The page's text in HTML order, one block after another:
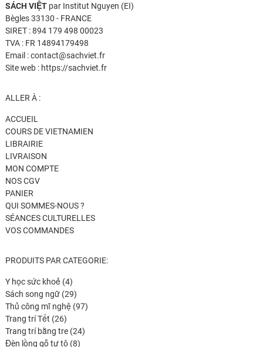
SÁCH VIỆTpar Institut Nguyen (EI)
Bègles 33130 - FRANCE
SIRET : 894 179 498 00023
TVA : FR 14894179498
Email : contact@sachviet.fr
Site web : https://sachviet.fr
ALLER À :
ACCUEIL
COURS DE VIETNAMIEN
LIBRAIRIE
LIVRAISON
MON COMPTE
NOS CGV
PANIER
QUI SOMMES-NOUS ?
SÉANCES CULTURELLES
VOS COMMANDES
PRODUITS PAR CATEGORIE:
Y học sức khoẻ 44
produits
Sách song ngữ 2929
produits
Thủ công mĩ nghệ 9797
Trang trí Tết 2626
produits
Trang trí bằng tre 2424
Đèn lồng gỗ tự tô 88